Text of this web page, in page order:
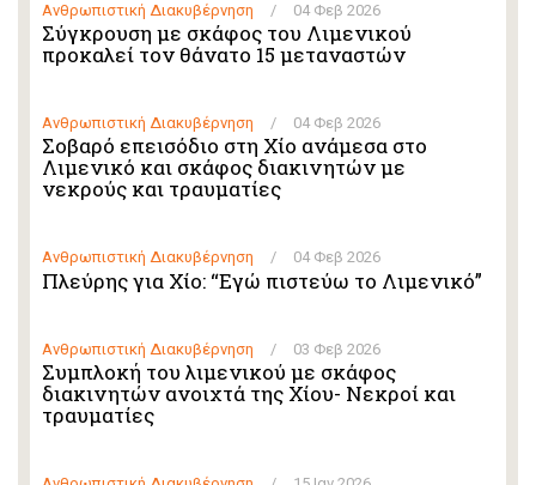
Ανθρωπιστική Διακυβέρνηση / 04 Φεβ 2026
Σύγκρουση με σκάφος του Λιμενικού
προκαλεί τον θάνατο 15 μεταναστών
Ανθρωπιστική Διακυβέρνηση / 04 Φεβ 2026
Σοβαρό επεισόδιο στη Χίο ανάμεσα στο
Λιμενικό και σκάφος διακινητών με
νεκρούς και τραυματίες
Ανθρωπιστική Διακυβέρνηση / 04 Φεβ 2026
Πλεύρης για Χίο: “Εγώ πιστεύω το Λιμενικό”
Ανθρωπιστική Διακυβέρνηση / 03 Φεβ 2026
Συμπλοκή του λιμενικού με σκάφος
διακινητών ανοιχτά της Χίου- Νεκροί και
τραυματίες